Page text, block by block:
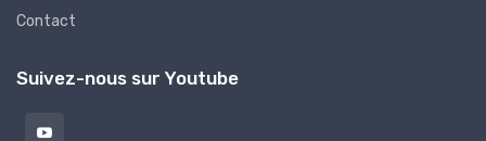
Contact
Suivez-nous sur Youtube